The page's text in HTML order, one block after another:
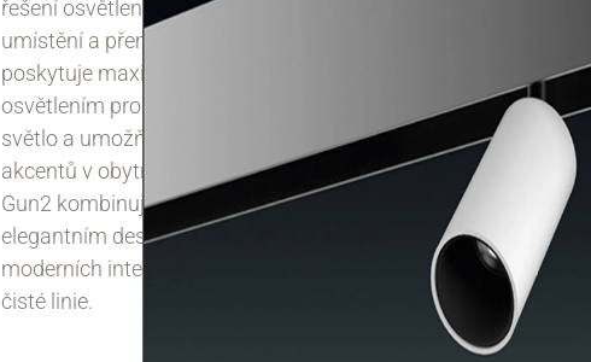
řešení osvětlení pro interiéry. Umožňuje snadné
umístění a přemístění svítidel podle potřeby, což
poskytuje maximální variabilitu a kontrolu nad
osvětlením prostoru. Systém podporuje směrové
světlo a umožňuje vytváření stylových světelných
akcentů v obytných i komerčních prostorách. X-
Gun2 kombinuje praktickou funkčnost s
elegantním designem, díky čemuž se hodí do
moderních interiérů, kde je preferována flexibilita a
čisté linie.